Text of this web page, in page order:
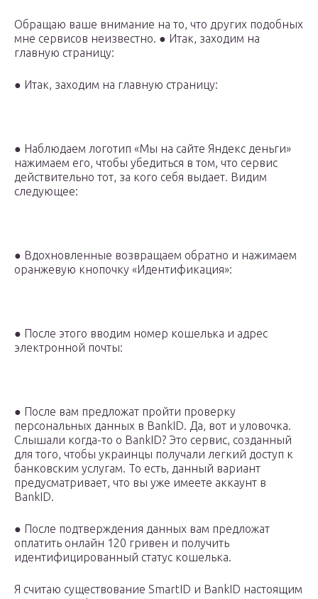
Обращаю ваше внимание на то, что других подобных
мне сервисов неизвестно. ● Итак, заходим на
главную страницу:
● Итак, заходим на главную страницу:
● Наблюдаем логотип «Мы на сайте Яндекс деньги»
нажимаем его, чтобы убедиться в том, что сервис
действительно тот, за кого себя выдает. Видим
следующее:
● Вдохновленные возвращаем обратно и нажимаем
оранжевую кнопочку «Идентификация»:
● После этого вводим номер кошелька и адрес
электронной почты:
● После вам предложат пройти проверку
персональных данных в BankID. Да, вот и уловочка.
Слышали когда-то о BankID? Это сервис, созданный
для того, чтобы украинцы получали легкий доступ к
банковским услугам. То есть, данный вариант
предусматривает, что вы уже имеете аккаунт в
BankID.
● После подтверждения данных вам предложат
оплатить онлайн 120 гривен и получить
идентифицированный статус кошелька.
Я считаю существование SmartID и BankID настоящим